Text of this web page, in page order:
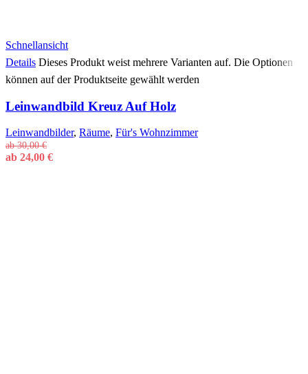
Schnellansicht
Details Dieses Produkt weist mehrere Varianten auf. Die Optionen
können auf der Produktseite gewählt werden
Leinwandbild Kreuz Auf Holz
Leinwandbilder, Räume, Für's Wohnzimmer
ab30,00€
ab 24,00 €